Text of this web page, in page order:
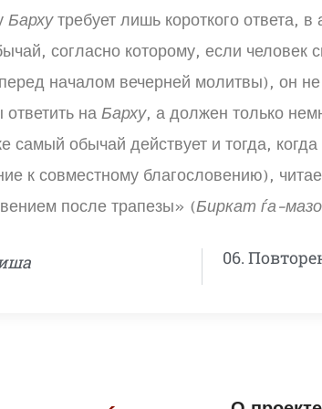
Бархутребует лишь короткого ответа,
согласно которому, если человек
началом вечерней молитвы), он
на Барху, а должен только
самый обычай действует и тогда,
к совместному благословению),
после трапезы» (Биркат ѓа-
06.